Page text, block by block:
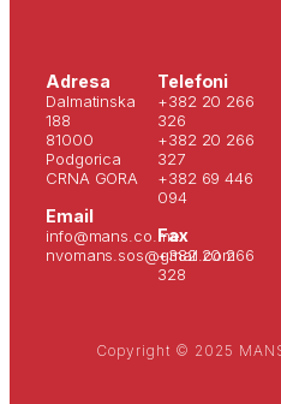
Adresa
Dalmatinska
188
81000
Podgorica
CRNA GORA
Email
info@mans.co.me
nvomans.sos@gmail.com
Telefoni
+382 20 266
326
+382 20 266
327
+382 69 446
094
Fax
+382 20 266
328
Copyright © 2025